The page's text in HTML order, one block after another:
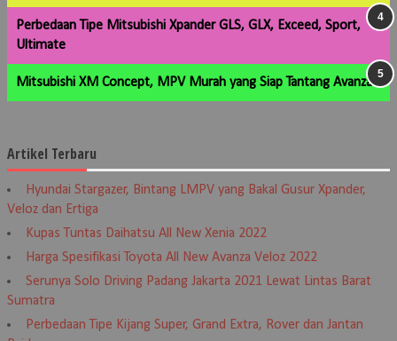
Perbedaan Tipe Mitsubishi Xpander GLS, GLX, Exceed, Sport,
Ultimate
Mitsubishi XM Concept, MPV Murah yang Siap Tantang Avanza
Artikel Terbaru
Hyundai Stargazer, Bintang LMPV yang Bakal Gusur Xpander,
Veloz dan Ertiga
Kupas Tuntas Daihatsu All New Xenia 2022
Harga Spesifikasi Toyota All New Avanza Veloz 2022
Serunya Solo Driving Padang Jakarta 2021 Lewat Lintas Barat
Sumatra
Perbedaan Tipe Kijang Super, Grand Extra, Rover dan Jantan